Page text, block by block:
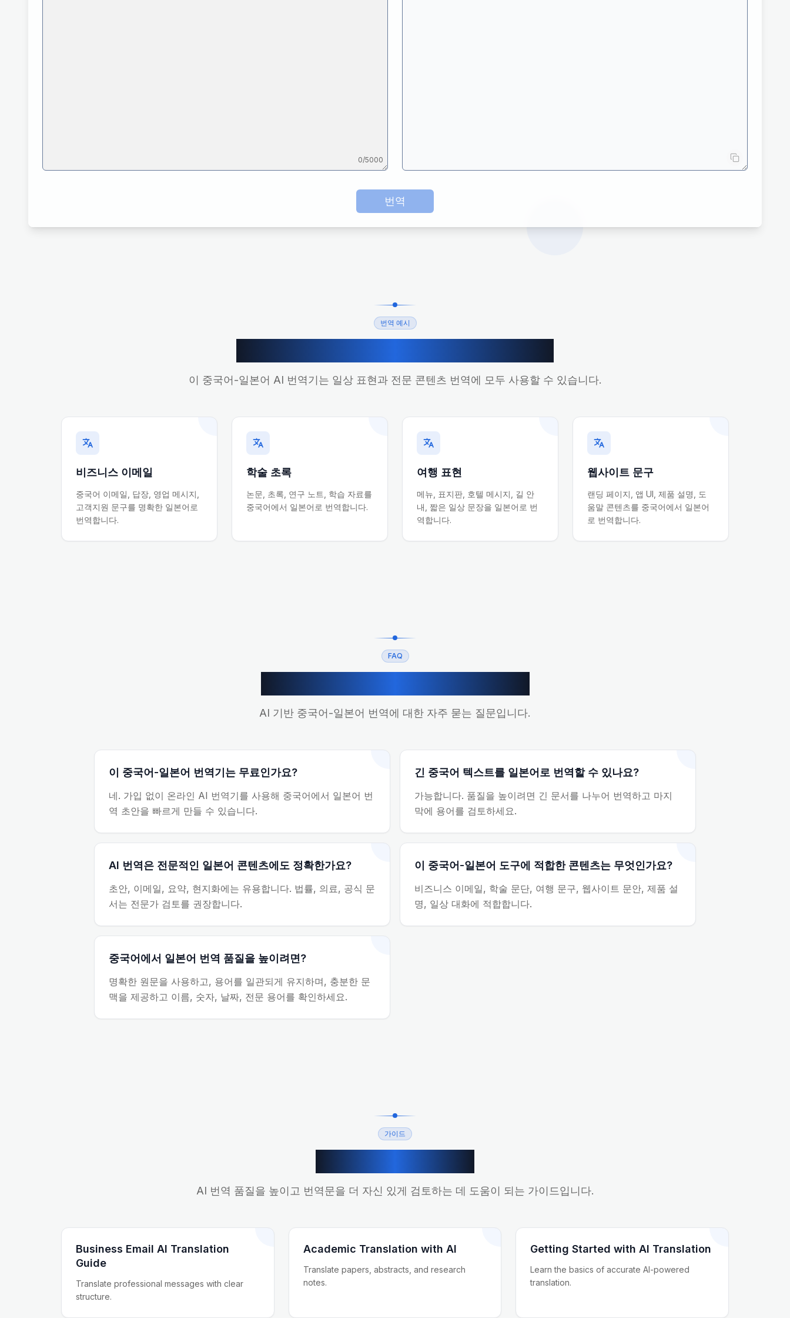
0/5000
번역
번역 예시
이 중국어-일본어 AI 번역기는 일상 표현과 전문 콘텐츠 번역에 모두 사용할 수 있습니다.
비즈니스 이메일
중국어 이메일, 답장, 영업 메시지,
고객지원 문구를 명확한 일본어로
번역합니다.
학술 초록
논문, 초록, 연구 노트, 학습 자료를
중국어에서 일본어로 번역합니다.
여행 표현
메뉴, 표지판, 호텔 메시지, 길 안
내, 짧은 일상 문장을 일본어로 번
역합니다.
웹사이트 문구
랜딩 페이지, 앱 UI, 제품 설명, 도
움말 콘텐츠를 중국어에서 일본어
로 번역합니다.
FAQ
AI 기반 중국어-일본어 번역에 대한 자주 묻는 질문입니다.
이 중국어-일본어 번역기는 무료인가요?
네. 가입 없이 온라인 AI 번역기를 사용해 중국어에서 일본어 번
역 초안을 빠르게 만들 수 있습니다.
긴 중국어 텍스트를 일본어로 번역할 수 있나요?
가능합니다. 품질을 높이려면 긴 문서를 나누어 번역하고 마지
막에 용어를 검토하세요.
AI 번역은 전문적인 일본어 콘텐츠에도 정확한가요?
초안, 이메일, 요약, 현지화에는 유용합니다. 법률, 의료, 공식 문
서는 전문가 검토를 권장합니다.
이 중국어-일본어 도구에 적합한 콘텐츠는 무엇인가요?
비즈니스 이메일, 학술 문단, 여행 문구, 웹사이트 문안, 제품 설
명, 일상 대화에 적합합니다.
중국어에서 일본어 번역 품질을 높이려면?
명확한 원문을 사용하고, 용어를 일관되게 유지하며, 충분한 문
맥을 제공하고 이름, 숫자, 날짜, 전문 용어를 확인하세요.
가이드
AI 번역 품질을 높이고 번역문을 더 자신 있게 검토하는 데 도움이 되는 가이드입니다.
Business Email AI Translation
Guide
Translate professional messages with clear
structure.
Academic Translation with AI
Translate papers, abstracts, and research
notes.
Getting Started with AI Translation
Learn the basics of accurate AI-powered
translation.